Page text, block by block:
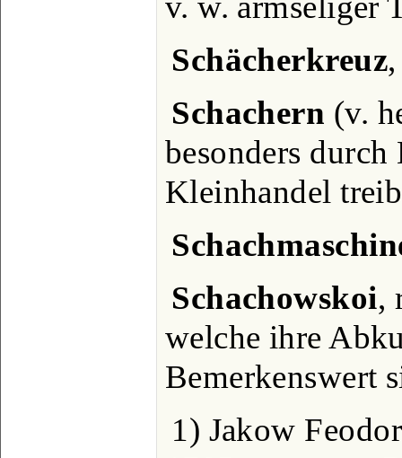
Schächerkreuz
Schachern (v.
besonders
Kleinhandel
Schachowskoi,
welche ihre
Bemerkenswert
1) Jakow